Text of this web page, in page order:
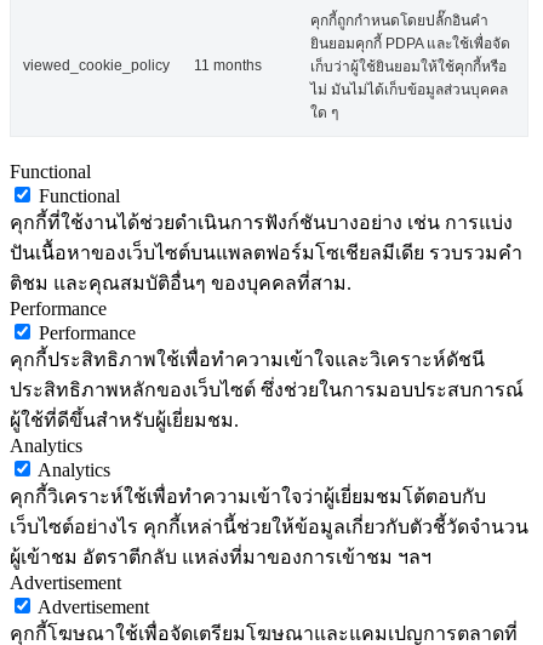
viewed_cookie_policy 11 months
คุกกี้ถูกกำหนดโดยปลั๊กอินคำ
ยินยอมคุกกี้ PDPA และใช้เพื่อจัด
เก็บว่าผู้ใช้ยินยอมให้ใช้คุกกี้หรือ
ไม่ มันไม่ได้เก็บข้อมูลส่วนบุคคล
ใด ๆ
Functional
Functional
คุกกี้ที่ใช้งานได้ช่วยดำเนินการฟังก์ชันบางอย่าง เช่น การแบ่ง
ปันเนื้อหาของเว็บไซต์บนแพลตฟอร์มโซเชียลมีเดีย รวบรวมคำ
ติชม และคุณสมบัติอื่นๆ ของบุคคลที่สาม.
Performance
Performance
คุกกี้ประสิทธิภาพใช้เพื่อทำความเข้าใจและวิเคราะห์ดัชนี
ประสิทธิภาพหลักของเว็บไซต์ ซึ่งช่วยในการมอบประสบการณ์
ผู้ใช้ที่ดีขึ้นสำหรับผู้เยี่ยมชม.
Analytics
Analytics
คุกกี้วิเคราะห์ใช้เพื่อทำความเข้าใจว่าผู้เยี่ยมชมโต้ตอบกับ
เว็บไซต์อย่างไร คุกกี้เหล่านี้ช่วยให้ข้อมูลเกี่ยวกับตัวชี้วัดจำนวน
ผู้เข้าชม อัตราตีกลับ แหล่งที่มาของการเข้าชม ฯลฯ
Advertisement
Advertisement
คุกกี้โฆษณาใช้เพื่อจัดเตรียมโฆษณาและแคมเปญการตลาดที่